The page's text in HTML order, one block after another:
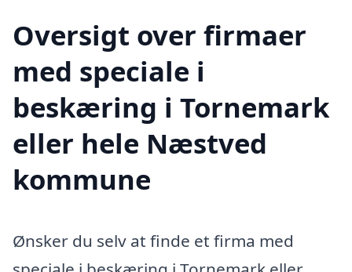
Oversigt over firmaer
med speciale i
beskæring i Tornemark
eller hele Næstved
kommune
Ønsker du selv at finde et firma med